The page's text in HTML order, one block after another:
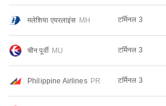
मलेशिया एयरलाइंस MH टर्मिनल 3
चीन पूर्वी MU टर्मिनल 3
Philippine Airlines PR टर्मिनल 3